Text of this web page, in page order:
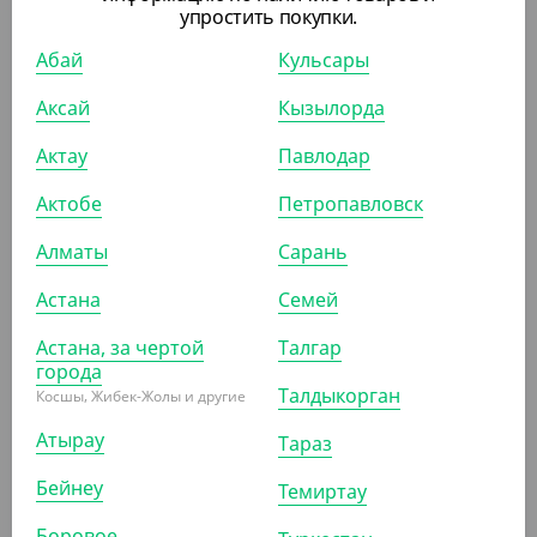
(35.60
Крышка для крафт салатницы Pure craft, для 900/1300
мл, прозрачная
УП (50)
ПОХОЖИЕ ТОВАРЫ
упростить покупки.
Абай
Аксай
Актау
Актобе
Алматы
Астана
Астана, за чертой
города
Косшы, Жибек-Жолы и другие
Атырау
Бейнеу
Кульсары
Кызылорда
Павлодар
Петропавловск
Сарань
Семей
Талгар
Талдыкорган
Тараз
Темиртау